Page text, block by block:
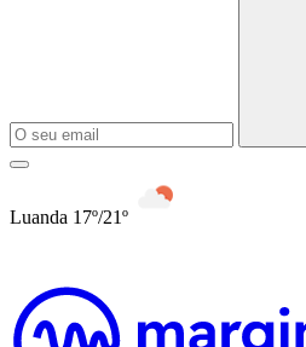
Luanda 17º/21º